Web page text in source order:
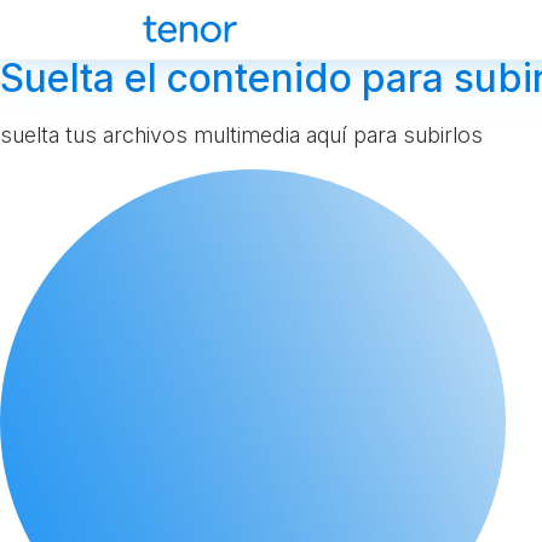
Suelta el contenido para
suelta tus archivos multimedia aquí para subirlos